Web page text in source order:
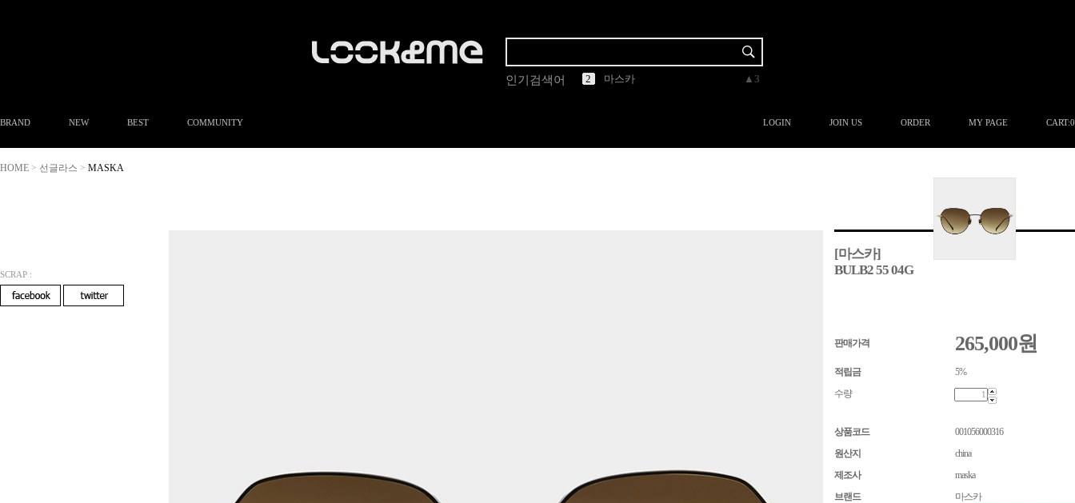
인기검색어 1 ▲3
2 ▲3
3 린드버그 ▼-2
4 ▲3
5 ▲1
BRAND NEW BEST COMMUNITY LOGIN JOIN US ORDER MY PAGE CART:0
HOME > 선글라스 > MASKA
SCRAP :
[마스카]
BULB2 55 04G
판매가격 265,000원
적립금
5%
수량
상품코드
001056000316
원산지
china
제조사
maska
브랜드
마스카